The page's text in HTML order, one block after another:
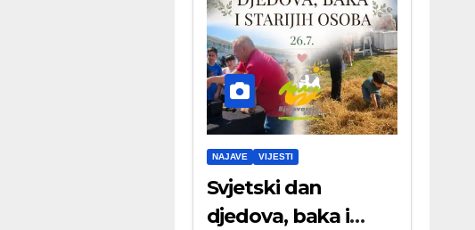
NAJAVE VIJESTI
Svjetski dan
djedova, baka i